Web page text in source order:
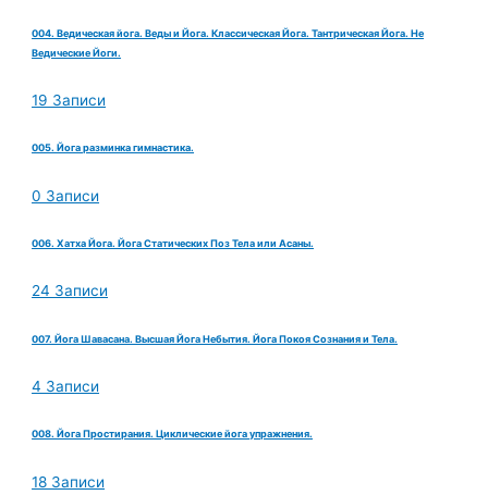
004. Ведическая йога. Веды и Йога. Классическая Йога. Тантрическая Йога. Не
Ведические Йоги.
19 Записи
005. Йога разминка гимнастика.
0 Записи
006. Хатха Йога. Йога Статических Поз Тела или Асаны.
24 Записи
007. Йога Шавасана. Высшая Йога Небытия. Йога Покоя Сознания и Тела.
4 Записи
008. Йога Простирания. Циклические йога упражнения.
18 Записи